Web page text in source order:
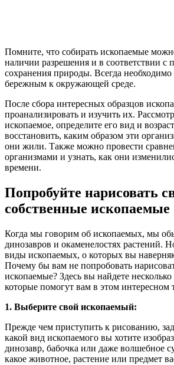
Помните, что собирать ископаемые
наличии разрешения и в соответствии с
сохранения природы. Всегда
бережным к окружающей среде.
После сбора интересных образцов
проанализировать и изучить их.
ископаемое, определите его вид и
восстановить, каким образом эти
они жили. Также можно провести
организмами и узнать, как они
времени.
Попробуйте нарисовать
собственные ископаемые
Когда мы говорим об ископаемых, мы
динозавров и окаменелостях растений.
виды ископаемых, о которых вы
Почему бы вам не попробовать
ископаемые? Здесь вы найдете
которые помогут вам в этом интересном
1. Выберите свой ископаемый:
Прежде чем приступить к рисованию,
какой вид ископаемого вы хотите
динозавр, бабочка или даже волшебное
какое животное, растение или предмет